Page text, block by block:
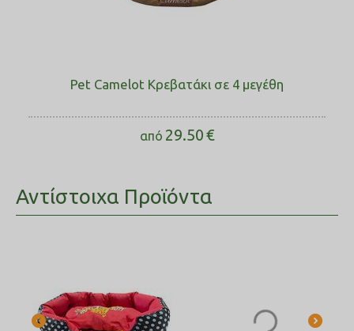
Pet Camelot Κρεβατάκι σε 4 μεγέθη
από 29.50€
Αντίστοιχα Προϊόντα